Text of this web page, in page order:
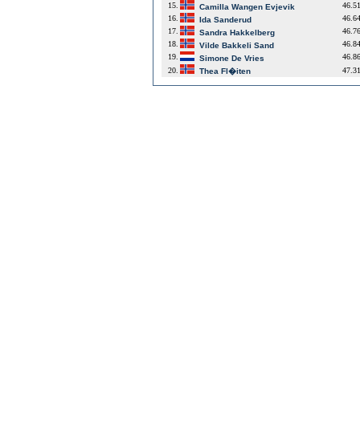
15.
Camilla Wangen Evjevik
46.51
16.
Ida Sanderud
46.64
17.
Sandra Hakkelberg
46.76
18.
Vilde Bakkeli Sand
46.84
19.
Simone De Vries
46.86
20.
Thea Fl�iten 47.31